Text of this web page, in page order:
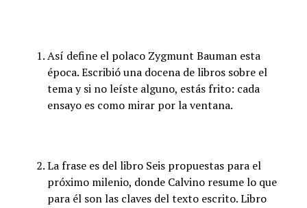
Así define el polaco Zygmunt Bauman esta
época. Escribió una docena de libros sobre el
tema y si no leíste alguno, estás frito: cada
ensayo es como mirar por la ventana.
La frase es del libro Seis propuestas para el
próximo milenio, donde Calvino resume lo que
para él son las claves del texto escrito. Libro